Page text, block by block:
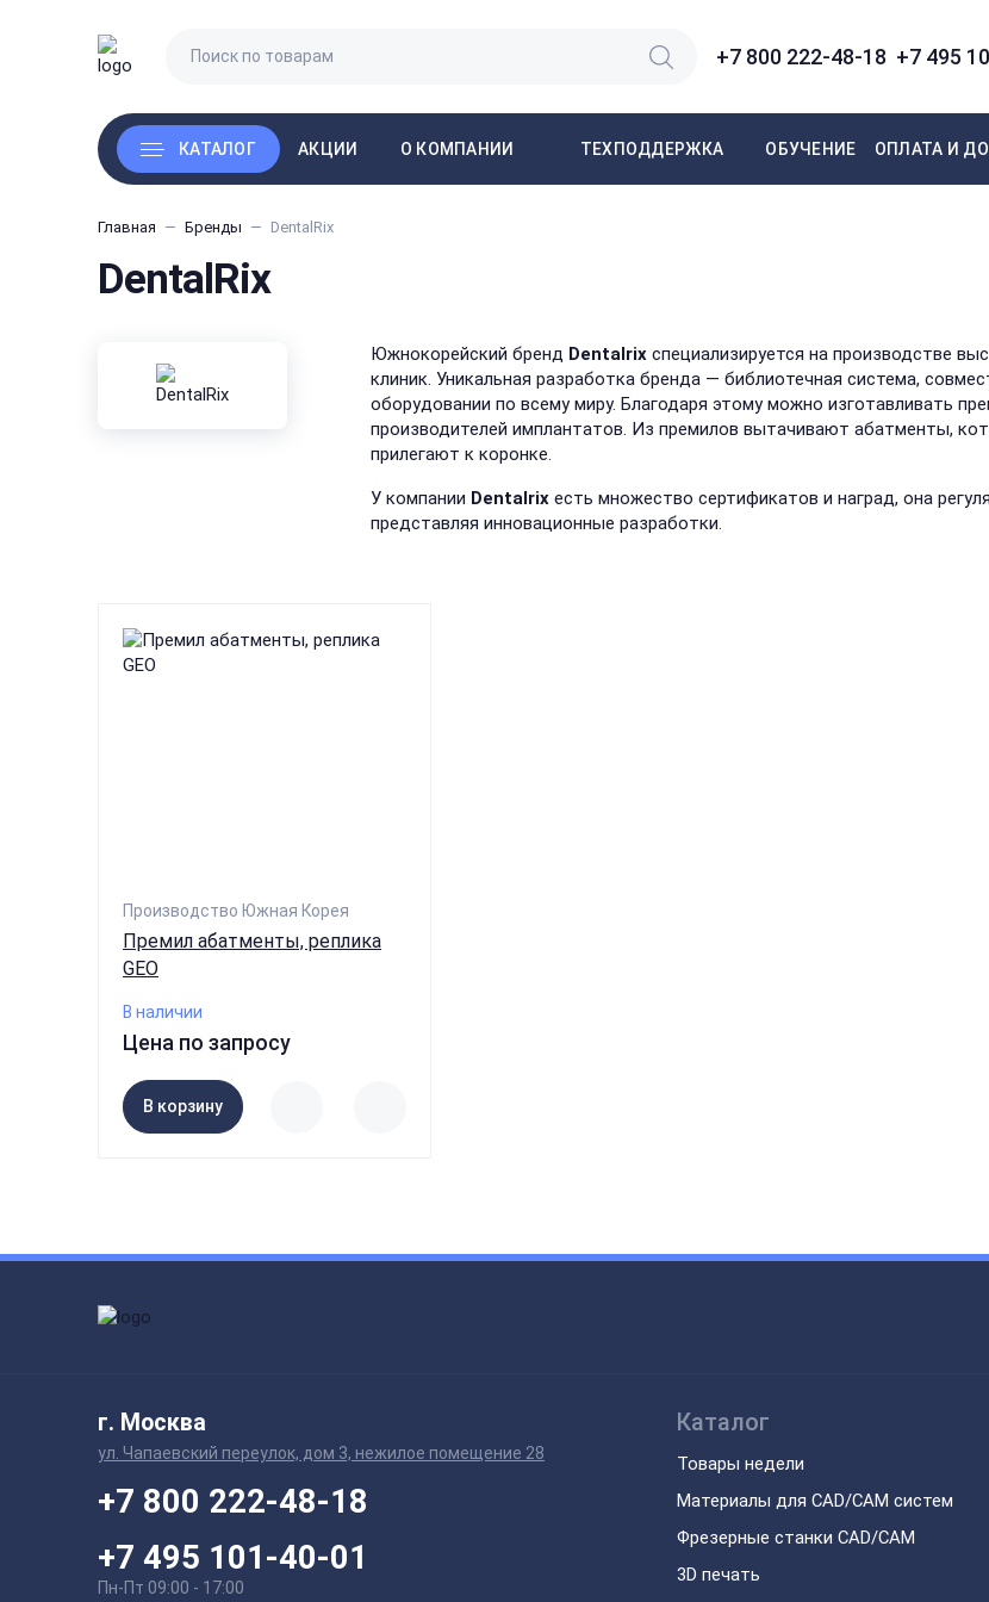
+7 800 222-48-18 +7 495
КАТАЛОГ АКЦИИ О КОМПАНИИ ТЕХПОДДЕРЖКА ОБУЧЕНИЕ ОПЛАТА И
Главная Бренды DentalRix
DentalRix
Южнокорейский бренд Dentalrix специализируется на производстве
клиник. Уникальная разработка бренда — библиотечная система,
оборудовании по всему миру. Благодаря этому можно изготавливать
производителей имплантатов. Из премилов вытачивают абатменты,
прилегают к коронке.
У компании Dentalrix есть множество сертификатов и наград, она
представляя инновационные разработки.
Производство Южная Корея
Премил абатменты, реплика
GEO
В наличии
Цена по запросу
В корзину
г. Москва
ул. Чапаевский переулок, дом 3, нежилое помещение 28
+7 800 222-48-18
+7 495 101-40-01
Пн-Пт 09:00 - 17:00
Каталог
Товары недели
Материалы для CAD/CAM систем
Фрезерные станки CAD/CAM
3D печать